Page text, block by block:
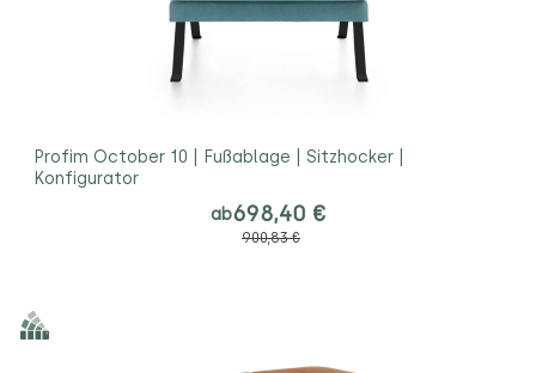
Profim October 10 | Fußablage | Sitzhocker |
Konfigurator
ab698,40 €
900,83 €